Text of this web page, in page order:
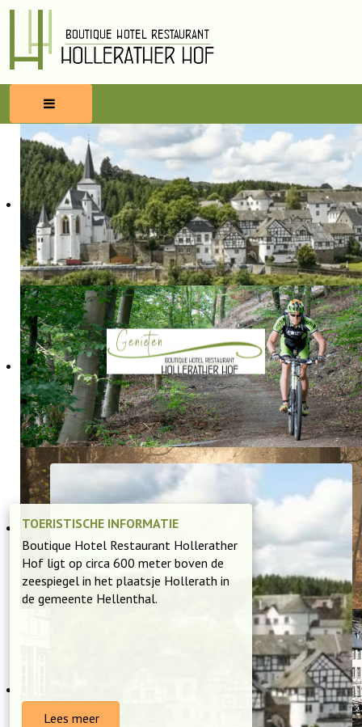
HOME
RESERVEREN
ETEN & DRINKEN
WELLNESS
OMGEVING
BLOG
VERKEN DE EIFEL
TOERISTISCHE INFORMATIE
Boutique Hotel Restaurant Hollerather
Hof ligt op circa 600 meter boven de
zeespiegel in het plaatsje Hollerath in
de gemeente Hellenthal.
Lees meer